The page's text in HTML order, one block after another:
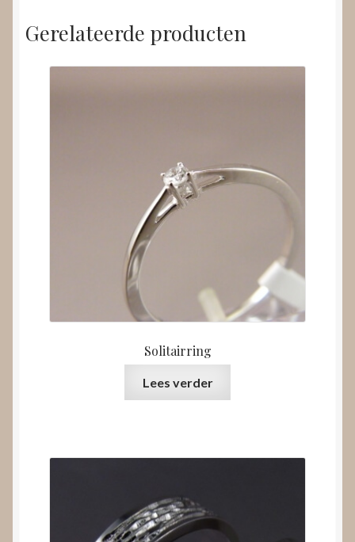
Gerelateerde producten
Solitairring
Lees verder